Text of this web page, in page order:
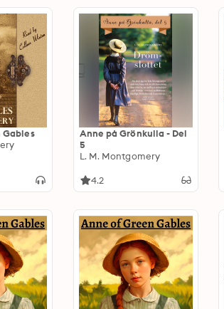
Gables
Anne på Grönkulla - Del
5
L. M. Montgomery
4.2